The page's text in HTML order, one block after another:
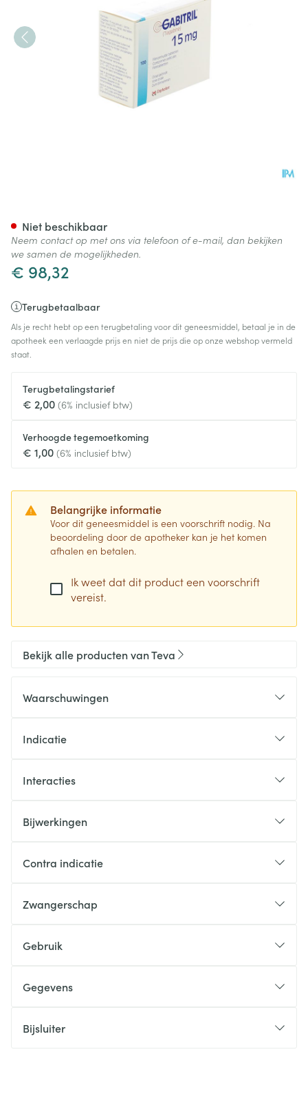
€ 98,32
Terugbetaalbaar
Als je recht hebt op een terugbetaling voor dit geneesmiddel, betaal je in de
apotheek een verlaagde prijs en niet de prijs die op onze webshop vermeld
staat.
Terugbetalingstarief
€ 2,00 (6% inclusief btw)
Verhoogde tegemoetkoming
€ 1,00 (6% inclusief btw)
Belangrijke informatie
Voor dit geneesmiddel is een voorschrift nodig. Na
beoordeling door de apotheker kan je het komen
afhalen en betalen.
Ik weet dat dit product een voorschrift
vereist.
Niet beschikbaar
Neem contact op met ons via telefoon of e-mail, dan bekijken
we samen de mogelijkheden.
Bekijk alle producten van Teva
Waarschuwingen
Indicatie
Interacties
Bijwerkingen
Contra indicatie
Zwangerschap
Gebruik
Gegevens
Bijsluiter